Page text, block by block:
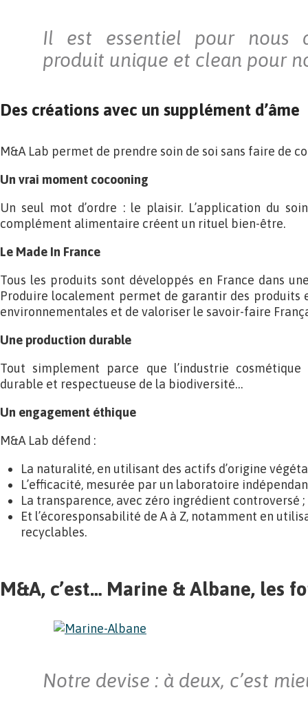
Il est essentiel pour nous
produit unique et clean pour
Des créations avec un supplément d’âme
M&A Lab permet de prendre soin de soi sans faire de
Un vrai moment cocooning
Un seul mot d’ordre : le plaisir. L’application du
complément alimentaire créent un rituel bien-être.
Le Made In France
Tous les produits sont développés en France dans
Produire localement permet de garantir des produits
environnementales et de valoriser le savoir-faire
Une production durable
Tout simplement parce que l’industrie
durable et respectueuse de la biodiversité…
Un engagement éthique
M&A Lab défend :
La naturalité, en utilisant des actifs d’origine
L’efficacité, mesurée par un laboratoire
La transparence, avec zéro ingrédient controversé ;
Et l’écoresponsabilité de A à Z, notamment en
recyclables.
M&A, c’est… Marine & Albane, les
Notre devise : à deux, c’est